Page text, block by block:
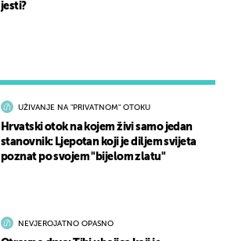
UŽIVANJE NA "PRIVATNOM" OTOKU
Hrvatski otok na kojem živi samo jedan
stanovnik: Ljepotan koji je diljem svijeta
poznat po svojem "bijelom zlatu"
NEVJEROJATNO OPASNO
jesti?